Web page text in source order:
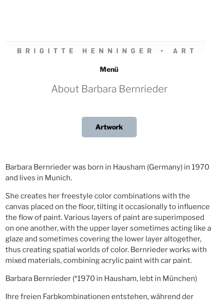
BRIGITTE HENNINGER • ART
Menü
About Barbara Bernrieder
Artwork
Barbara Bernrieder was born in Hausham (Germany) in 1970
and lives in Munich.
She creates her freestyle color combinations with the
canvas placed on the floor, tilting it occasionally to influence
the flow of paint. Various layers of paint are superimposed
on one another, with the upper layer sometimes acting like a
glaze and sometimes covering the lower layer altogether,
thus creating spatial worlds of color. Bernrieder works with
mixed materials, combining acrylic paint with car paint.
Barbara Bernrieder (*1970 in Hausham, lebt in München)
Ihre freien Farbkombinationen entstehen, während der